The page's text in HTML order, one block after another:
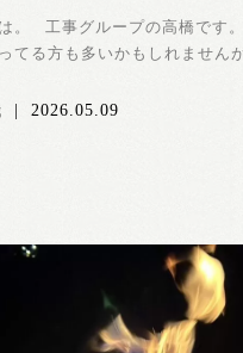
。 工事グループの高橋です
てる方も多いかもしれません
| 2026.05.09